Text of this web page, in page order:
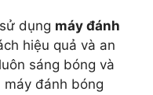
dụng máy đánh
hiệu quả và an
sáng bóng và
máy đánh bóng